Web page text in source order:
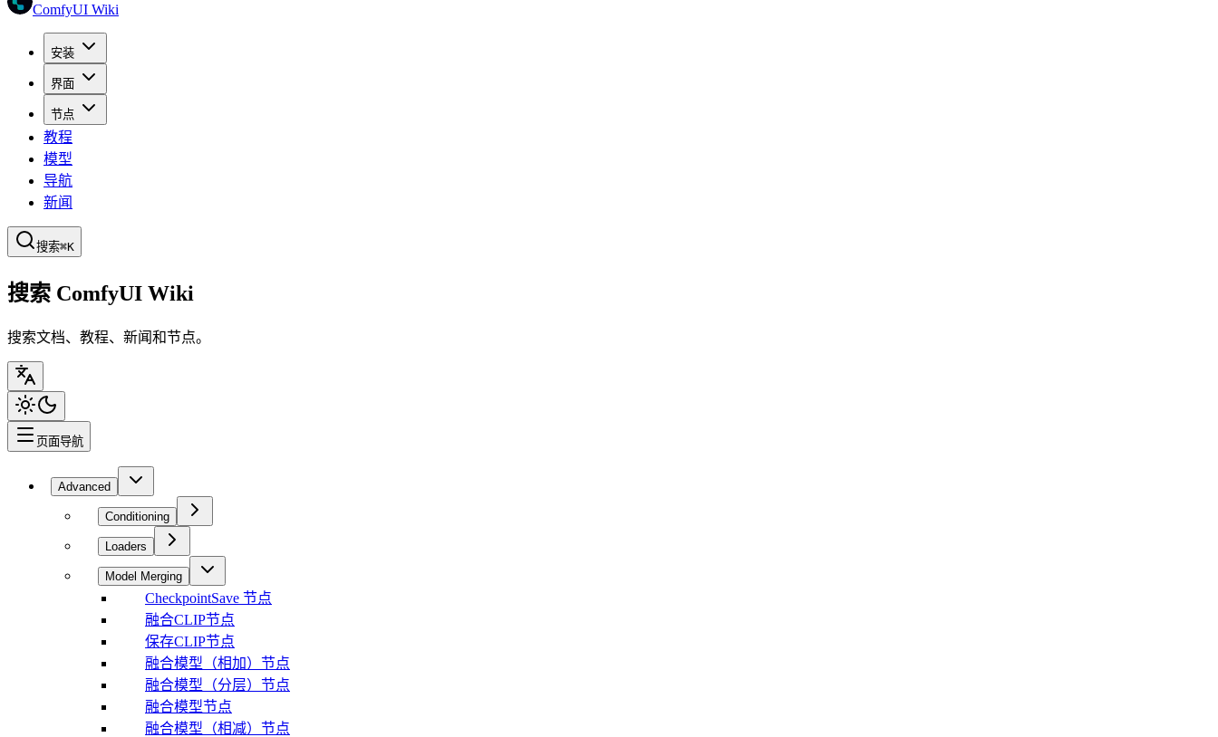
ComfyUI Wiki
安装
界面
节点
教程
模型
导航
新闻
搜索⌘K
搜索 ComfyUI Wiki
搜索文档、教程、新闻和节点。
页面导航
Advanced
Conditioning
Loaders
Model Merging
CheckpointSave 节点
融合CLIP节点
保存CLIP节点
融合模型（相加）节点
融合模型（分层）节点
融合模型节点
融合模型（相减）节点